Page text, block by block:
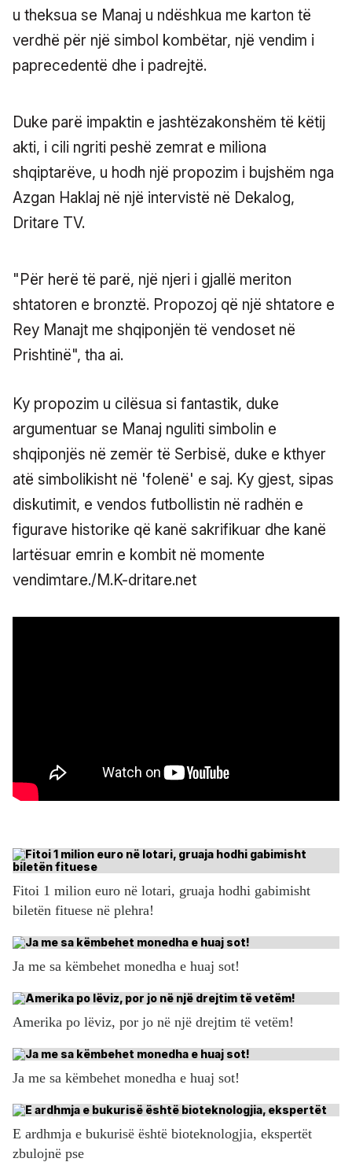
u theksua se Manaj u ndëshkua me karton të
verdhë për një simbol kombëtar, një vendim i
paprecedentë dhe i padrejtë.
Duke parë impaktin e jashtëzakonshëm të këtij
akti, i cili ngriti peshë zemrat e miliona
shqiptarëve, u hodh një propozim i bujshëm nga
Azgan Haklaj në një intervistë në Dekalog,
Dritare TV.
"Për herë të parë, një njeri i gjallë meriton
shtatoren e bronztë. Propozoj që një shtatore e
Rey Manajt me shqiponjën të vendoset në
Prishtinë", tha ai.
Ky propozim u cilësua si fantastik, duke
argumentuar se Manaj nguliti simbolin e
shqiponjës në zemër të Serbisë, duke e kthyer
atë simbolikisht në 'folenë' e saj. Ky gjest, sipas
diskutimit, e vendos futbollistin në radhën e
figurave historike që kanë sakrifikuar dhe kanë
lartësuar emrin e kombit në momente
vendimtare./M.K-dritare.net
Fitoi 1 milion euro në lotari, gruaja hodhi gabimisht
biletën fituese në plehra!
Ja me sa këmbehet monedha e huaj sot!
Amerika po lëviz, por jo në një drejtim të vetëm!
Ja me sa këmbehet monedha e huaj sot!
E ardhmja e bukurisë është bioteknologjia, ekspertët
zbulojnë pse